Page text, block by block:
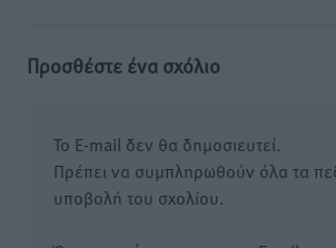
Προσθέστε ένα σχόλιο
Το E-mail δεν θα δημοσιευτεί.
Πρέπει να συμπληρωθούν όλα τα
υποβολή του σχολίου.